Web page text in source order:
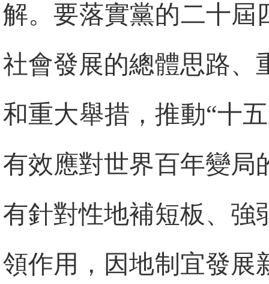
解。要落實黨的二十屆
社會發展的總體思路、
和重大舉措，推動“十
有效應對世界百年變局
有針對性地補短板、強
領作用，因地制宜發展